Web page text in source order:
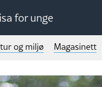
for unge
og miljø Magasinett